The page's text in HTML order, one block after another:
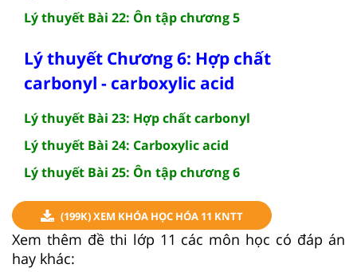
Lý thuyết Bài 22: Ôn tập chương 5
Lý thuyết Chương 6: Hợp chất
carbonyl - carboxylic acid
Lý thuyết Bài 23: Hợp chất carbonyl
Lý thuyết Bài 24: Carboxylic acid
Lý thuyết Bài 25: Ôn tập chương 6
(199K) XEM KHÓA HỌC HÓA 11 KNTT
Xem thêm đề thi lớp 11 các môn học có đáp án
hay khác: